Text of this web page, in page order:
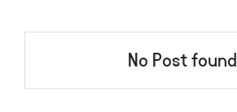
No Post found